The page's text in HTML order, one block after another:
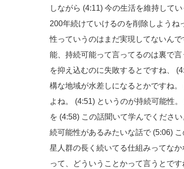
しながら (4:11) 今の生活を維持してい
200年続けていけるのを削除しようね
性っていうのはまだ実現してないんで
能、持続可能って言ってるのは裏で
を抑え込むのに失敗するとですね、
構な地域が水差しになるとかですね。
よね。
(4:51) というのが持続可能性。
を (4:58) この話聞いて学んでください
続可能性があるみたいな話で (5:06)
星人群の長く続いてる仕組みってなか
って、どういうことかって言うとです